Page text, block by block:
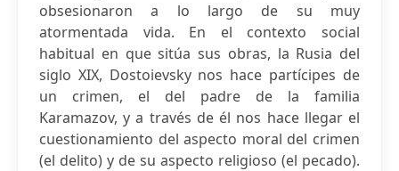
obsesionaron a lo largo de su muy
atormentada vida. En el contexto social
habitual en que sitúa sus obras, la Rusia del
siglo XIX, Dostoievsky nos hace partícipes de
un crimen, el del padre de la familia
Karamazov, y a través de él nos hace llegar el
cuestionamiento del aspecto moral del crimen
(el delito) y de su aspecto religioso (el pecado).